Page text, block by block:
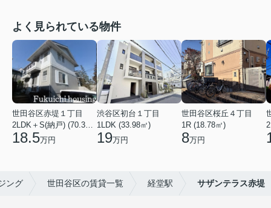
よく見られている物件
世田谷区赤堤１丁目
18.5万円
渋谷区初台１丁目
1LDK (33.98㎡)
19万円
世田谷区桜丘４丁目
1R (18.78㎡)
8万円
ング 世田谷区の賃貸一覧 経堂駅 サザンテラス赤堤